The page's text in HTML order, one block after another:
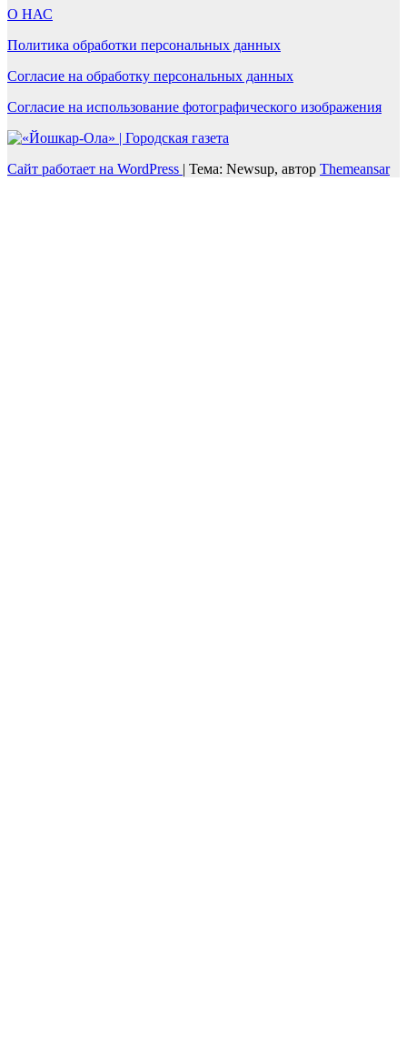
О НАС
Политика обработки персональных данных
Согласие на обработку персональных данных
Согласие на использование фотографического изображения
Сайт работает на WordPress | Тема: Newsup, автор Themeansar